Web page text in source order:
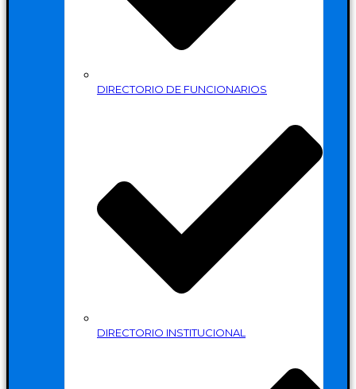
DIRECTORIO DE FUNCIONARIOS
DIRECTORIO INSTITUCIONAL